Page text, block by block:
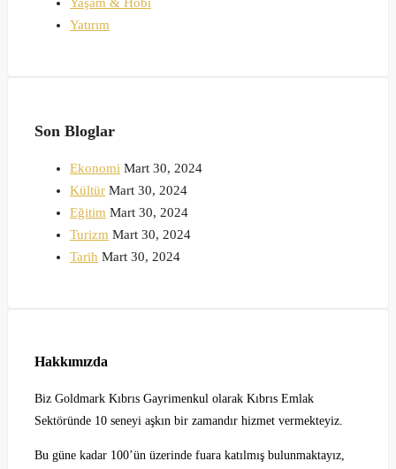
Yatırım
Son Bloglar
Ekonomi Mart 30, 2024
Kültür Mart 30, 2024
Eğitim Mart 30, 2024
Turizm Mart 30, 2024
Tarih Mart 30, 2024
Hakkımızda
Biz Goldmark Kıbrıs Gayrimenkul olarak Kıbrıs Emlak
Sektöründe 10 seneyi aşkın bir zamandır hizmet vermekteyiz.
Bu güne kadar 100’ün üzerinde fuara katılmış bulunmaktayız,